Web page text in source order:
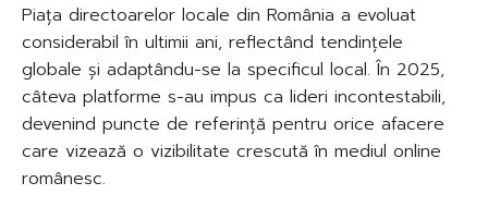
Piața directoarelor locale din România a evoluat
considerabil în ultimii ani, reflectând tendințele
globale și adaptându-se la specificul local. În 2025,
câteva platforme s-au impus ca lideri incontestabili,
devenind puncte de referință pentru orice afacere
care vizează o vizibilitate crescută în mediul online
românesc.